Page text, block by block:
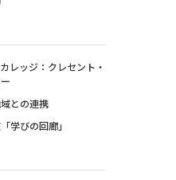
レッジ：クレセント・
との連携
学びの回廊」